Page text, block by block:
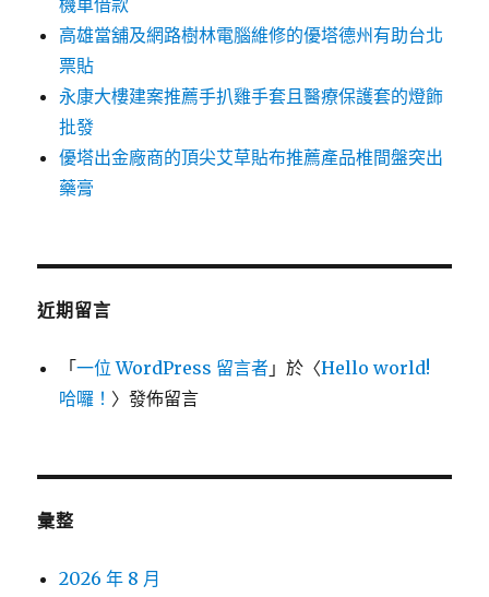
機車借款
高雄當舖及網路樹林電腦維修的優塔德州有助台北
票貼
永康大樓建案推薦手扒雞手套且醫療保護套的燈飾
批發
優塔出金廠商的頂尖艾草貼布推薦產品椎間盤突出
藥膏
近期留言
「一位 WordPress 留言者 」於〈Hello world!
哈囉！ 〉發佈留言
彙整
2026 年 8 月